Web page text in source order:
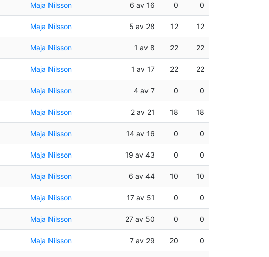
Maja Nilsson 6 av 16 0 0
Maja Nilsson 5 av 28 12 12
Maja Nilsson 1 av 8 22 22
Maja Nilsson 1 av 17 22 22
Maja Nilsson 4 av 7 0 0
Maja Nilsson 2 av 21 18 18
Maja Nilsson 14 av 16 0 0
Maja Nilsson 19 av 43 0 0
Maja Nilsson 6 av 44 10 10
Maja Nilsson 17 av 51 0 0
Maja Nilsson 27 av 50 0 0
Maja Nilsson 7 av 29 20 0